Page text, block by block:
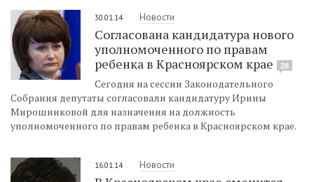
30.01.14 Новости
Согласована кандидатура нового
уполномоченного по правам
ребенка в Красноярском крае
28
Сегодня на сессии Законодательного
Собрания депутаты согласовали кандидатуру Ирины
Мирошниковой для назначения на должность
уполномоченного по правам ребенка в Красноярском крае.
16.01.14 Новости